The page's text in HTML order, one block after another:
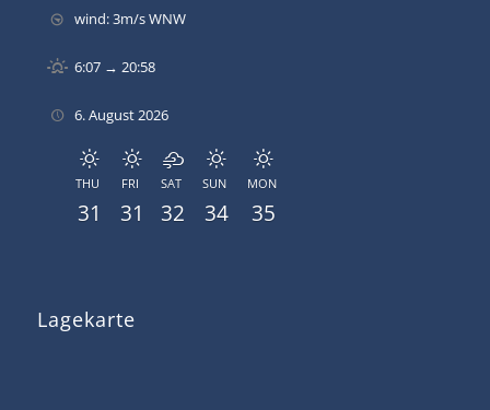
wind: 3m/s WNW
6:07 → 20:58
6. August 2026
THU
31
FRI
31
SAT
32
SUN
34
MON
35
Lagekarte